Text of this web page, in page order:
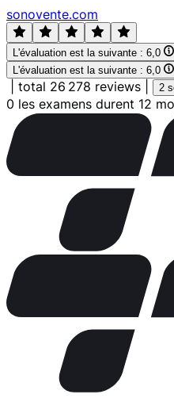
sonovente.com
L'évaluation est la suivante : 6,0
L'évaluation est la suivante : 6,0
total 26 278 reviews 2
0 les examens durent 12